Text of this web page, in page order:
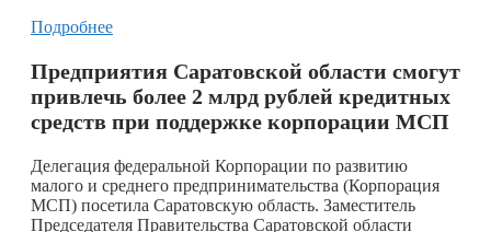
Подробнее
Предприятия Саратовской области смогут
привлечь более 2 млрд рублей кредитных
средств при поддержке корпорации МСП
Делегация федеральной Корпорации по развитию
малого и среднего предпринимательства (Корпорация
МСП) посетила Саратовскую область. Заместитель
Председателя Правительства Саратовской области